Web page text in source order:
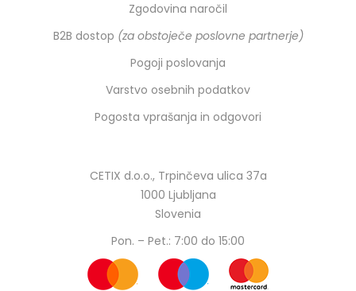
Zgodovina naročil
B2B dostop (za obstoječe poslovne partnerje)
Pogoji poslovanja
Varstvo osebnih podatkov
Pogosta vprašanja in odgovori
CETIX d.o.o., Trpinčeva ulica 37a
1000 Ljubljana
Slovenia
Pon. – Pet.: 7:00 do 15:00